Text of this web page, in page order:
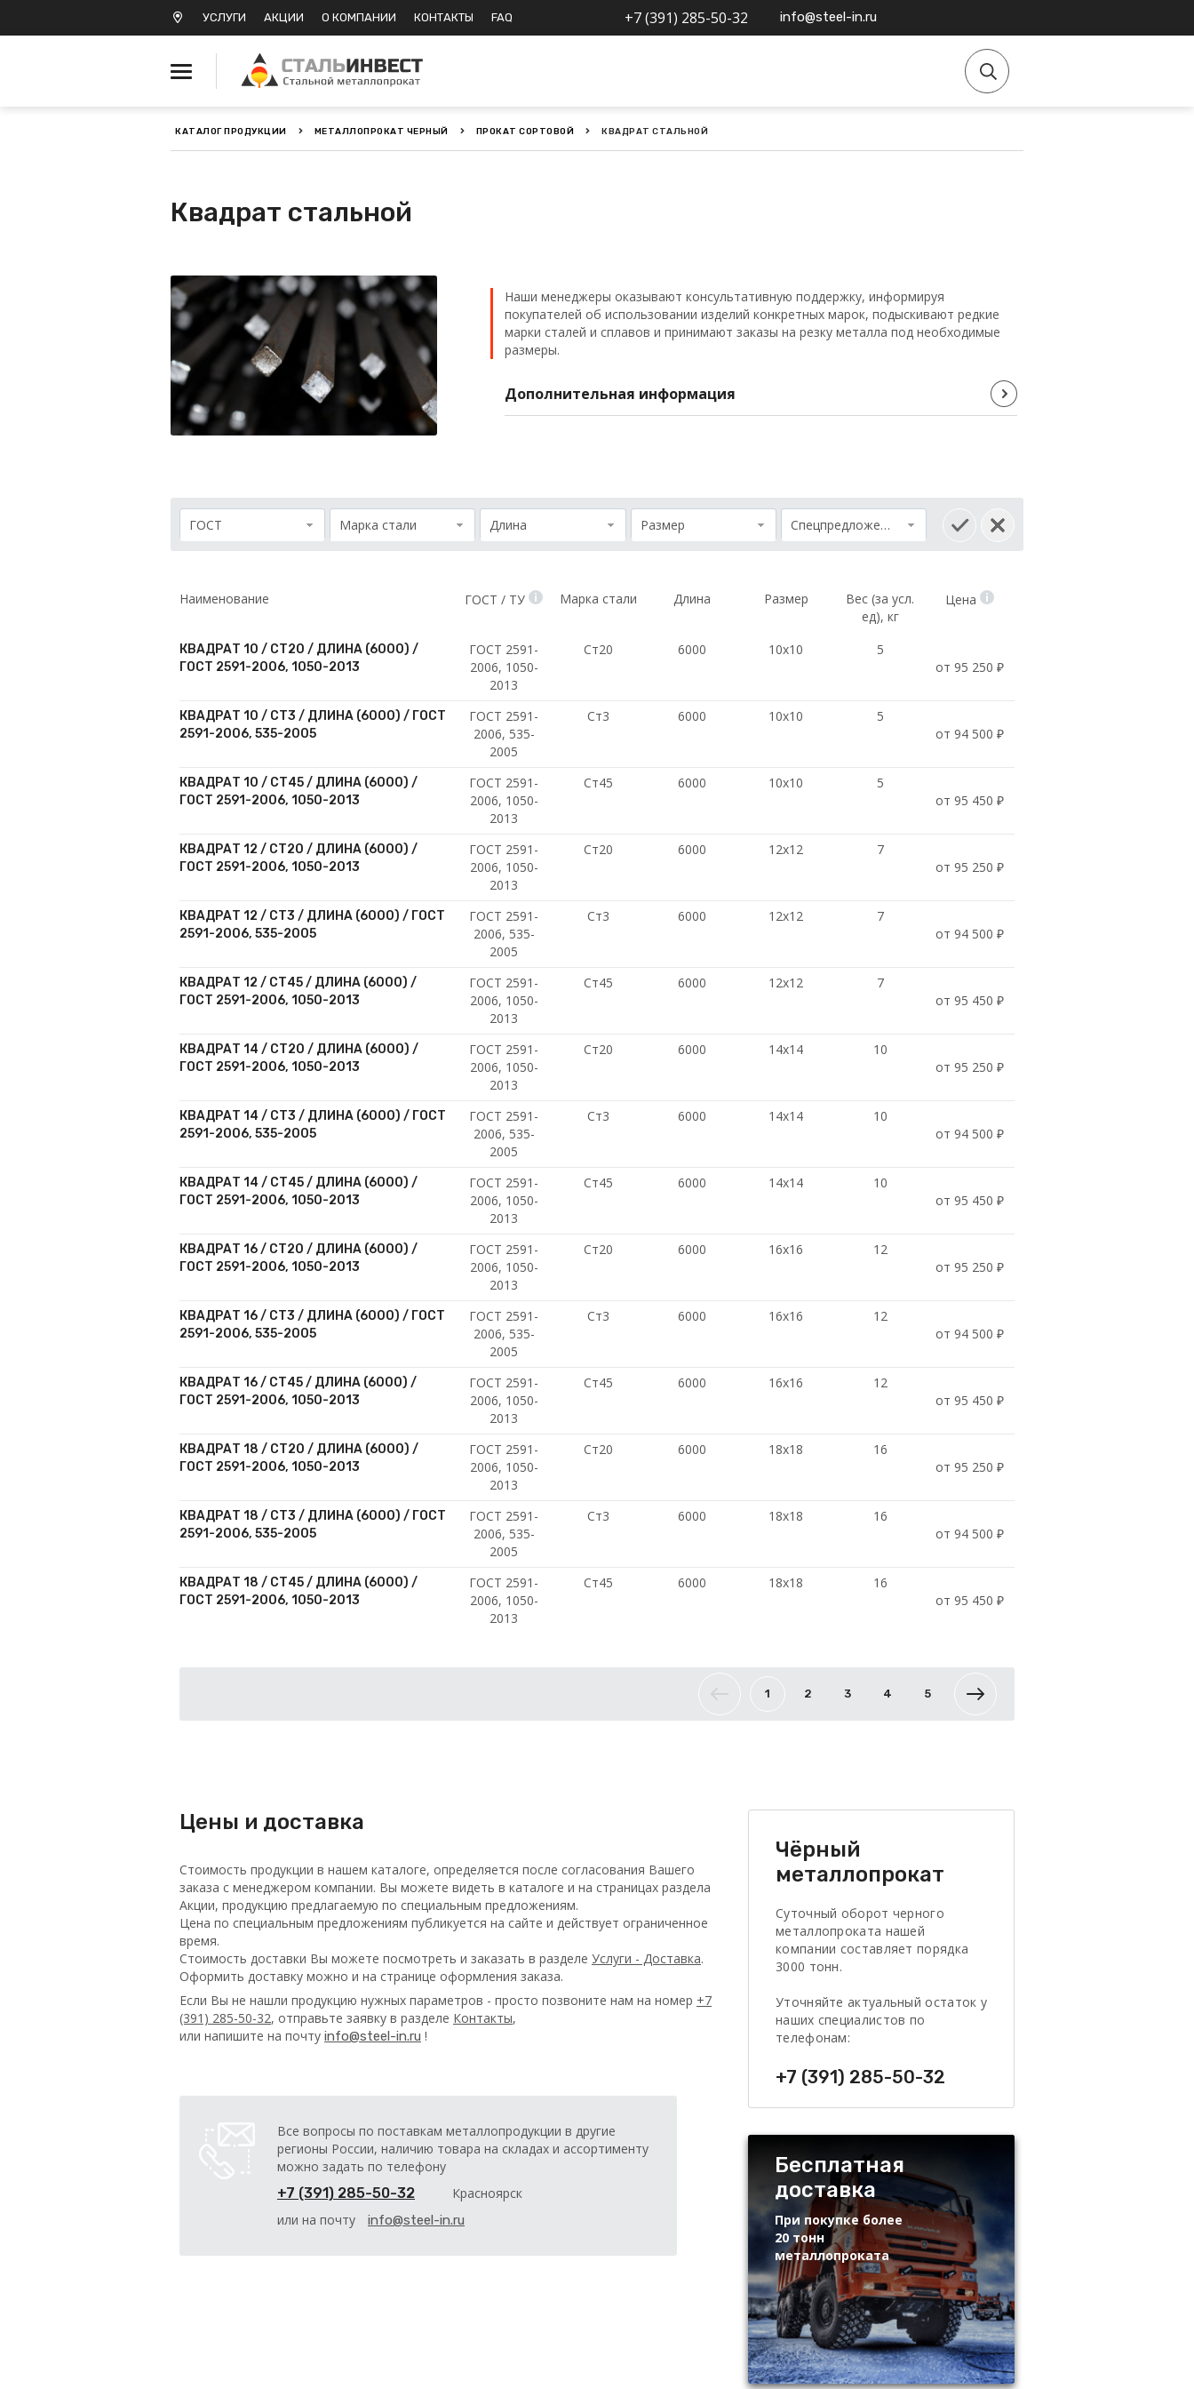
УСЛУГИ АКЦИИ О КОМПАНИИ КОНТАКТЫ FAQ +7 (391) 285-50-32 info@steel-in.ru
Металлопрокат
нержавеющий
Металлопрокат
калиброванный
Профлист
Проволока
Сетка
КАТАЛОГ ПРОДУКЦИИ МЕТАЛЛОПРОКАТ ЧЕРНЫЙ ПРОКАТ СОРТОВОЙ КВАДРАТ СТАЛЬНОЙ
ГОСТ Марка стали Длина Размер Спецпредложение
Квадрат стальной
Наши менеджеры оказывают консультативную поддержку, информируя
покупателей об использовании изделий конкретных марок, подыскивают редкие
марки сталей и сплавов и принимают заказы на резку металла под необходимые
размеры.
Дополнительная информация
Наименование ГОСТ / ТУ Марка стали Длина Размер
Вес (за усл.
ед), кг
Цена
КВАДРАТ 10 / СТ20 / ДЛИНА (6000) /
ГОСТ 2591-2006, 1050-2013
ГОСТ 2591-
2006, 1050-
2013
Ст20 6000 10х10
5
от 95 250 ₽
КВАДРАТ 10 / СТ3 / ДЛИНА (6000) / ГОСТ
2591-2006, 535-2005
ГОСТ 2591-
2006, 535-
2005
Ст3 6000 10х10
5
от 94 500 ₽
КВАДРАТ 10 / СТ45 / ДЛИНА (6000) /
ГОСТ 2591-2006, 1050-2013
ГОСТ 2591-
2006, 1050-
2013
Ст45 6000 10х10
5
от 95 450 ₽
КВАДРАТ 12 / СТ20 / ДЛИНА (6000) /
ГОСТ 2591-2006, 1050-2013
ГОСТ 2591-
2006, 1050-
2013
Ст20 6000 12х12
7
от 95 250 ₽
КВАДРАТ 12 / СТ3 / ДЛИНА (6000) / ГОСТ
2591-2006, 535-2005
ГОСТ 2591-
2006, 535-
2005
Ст3 6000 12х12
7
от 94 500 ₽
КВАДРАТ 12 / СТ45 / ДЛИНА (6000) /
ГОСТ 2591-2006, 1050-2013
ГОСТ 2591-
2006, 1050-
2013
Ст45 6000 12х12
7
от 95 450 ₽
КВАДРАТ 14 / СТ20 / ДЛИНА (6000) /
ГОСТ 2591-2006, 1050-2013
ГОСТ 2591-
2006, 1050-
2013
Ст20 6000 14х14
10
от 95 250 ₽
КВАДРАТ 14 / СТ3 / ДЛИНА (6000) / ГОСТ
2591-2006, 535-2005
ГОСТ 2591-
2006, 535-
2005
Ст3 6000 14х14
10
от 94 500 ₽
КВАДРАТ 14 / СТ45 / ДЛИНА (6000) /
ГОСТ 2591-2006, 1050-2013
ГОСТ 2591-
2006, 1050-
2013
Ст45 6000 14х14
10
от 95 450 ₽
КВАДРАТ 16 / СТ20 / ДЛИНА (6000) /
ГОСТ 2591-2006, 1050-2013
ГОСТ 2591-
2006, 1050-
2013
Ст20 6000 16х16
12
от 95 250 ₽
КВАДРАТ 16 / СТ3 / ДЛИНА (6000) / ГОСТ
2591-2006, 535-2005
ГОСТ 2591-
2006, 535-
2005
Ст3 6000 16х16
12
от 94 500 ₽
КВАДРАТ 16 / СТ45 / ДЛИНА (6000) /
ГОСТ 2591-2006, 1050-2013
ГОСТ 2591-
2006, 1050-
2013
Ст45 6000 16х16
12
от 95 450 ₽
КВАДРАТ 18 / СТ20 / ДЛИНА (6000) /
ГОСТ 2591-2006, 1050-2013
ГОСТ 2591-
2006, 1050-
2013
Ст20 6000 18х18
16
от 95 250 ₽
КВАДРАТ 18 / СТ3 / ДЛИНА (6000) / ГОСТ
2591-2006, 535-2005
ГОСТ 2591-
2006, 535-
2005
Ст3 6000 18х18
16
от 94 500 ₽
КВАДРАТ 18 / СТ45 / ДЛИНА (6000) /
ГОСТ 2591-2006, 1050-2013
ГОСТ 2591-
2006, 1050-
2013
Ст45 6000 18х18
16
от 95 450 ₽
1 2 3 4 5
Цены и доставка
Стоимость продукции в нашем каталоге, определяется после согласования Вашего
заказа с менеджером компании. Вы можете видеть в каталоге и на страницах раздела
Акции, продукцию предлагаемую по специальным предложениям.
Цена по специальным предложениям публикуется на сайте и действует ограниченное
время.
Стоимость доставки Вы можете посмотреть и заказать в разделе Услуги - Доставка.
Оформить доставку можно и на странице оформления заказа.
Если Вы не нашли продукцию нужных параметров - просто позвоните нам на номер +7
(391) 285-50-32, отправьте заявку в разделе Контакты,
или напишите на почту info@steel-in.ru !
Все вопросы по поставкам металлопродукции в другие
регионы России, наличию товара на складах и ассортименту
можно задать по телефону
+7 (391) 285-50-32
Красноярск
или на почту
info@steel-in.ru
Чёрный
металлопрокат
Суточный оборот черного
металлопроката нашей
компании составляет порядка
3000 тонн.
Уточняйте актуальный остаток у
наших специалистов по
телефонам:
+7 (391) 285-50-32
Бесплатная
доставка
При покупке более
20 тонн
металлопроката